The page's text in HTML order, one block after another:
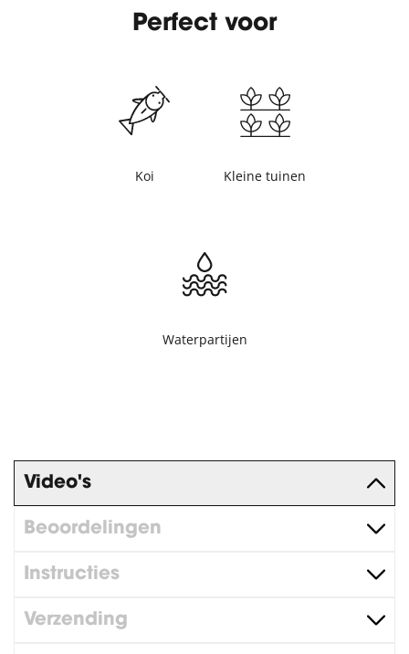
Perfect voor
Koi Kleine tuinen
Waterpartijen
Video's
Beoordelingen
Instructies
Verzending